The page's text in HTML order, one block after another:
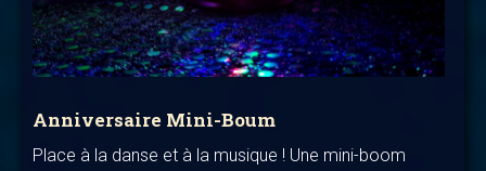
Anniversaire Mini-Boum
Place à la danse et à la musique ! Une mini-boom